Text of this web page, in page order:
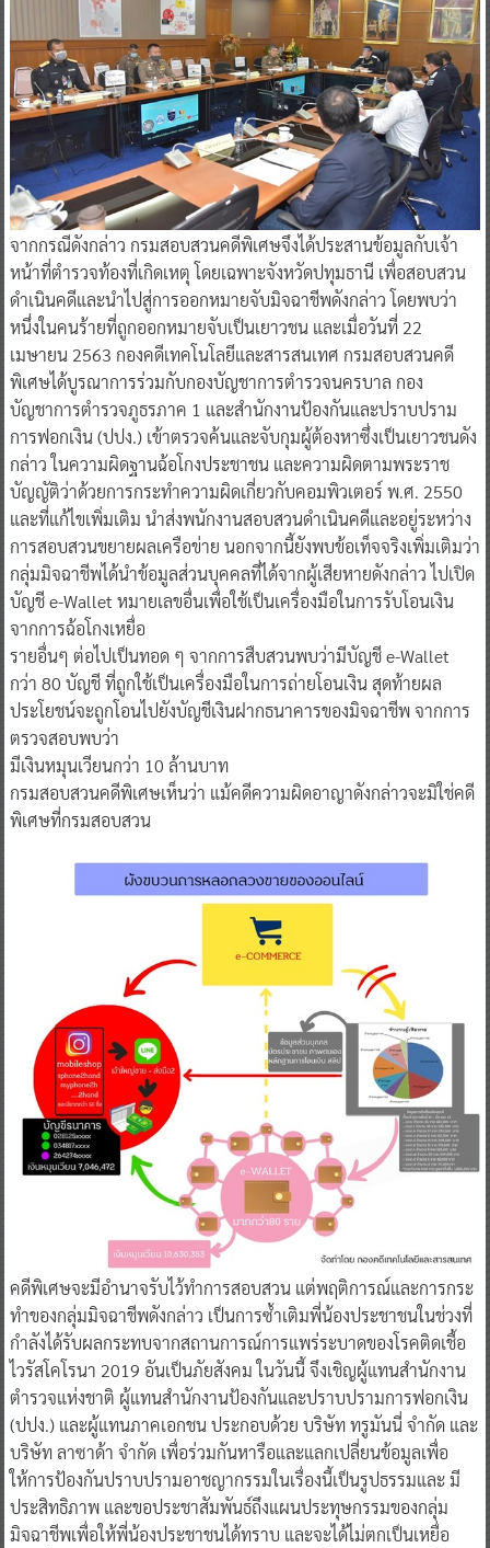
จากกรณีดังกล่าว กรมสอบสวนคดีพิเศษจึงได้ประสานข้อมูลกับเจ้า
หน้าที่ตำรวจท้องที่เกิดเหตุ โดยเฉพาะจังหวัดปทุมธานี เพื่อสอบสวน
ดำเนินคดีและนำไปสู่การออกหมายจับมิจฉาชีพดังกล่าว โดยพบว่า
หนึ่งในคนร้ายที่ถูกออกหมายจับเป็นเยาวชน และเมื่อวันที่ 22
เมษายน 2563 กองคดีเทคโนโลยีและสารสนเทศ กรมสอบสวนคดี
พิเศษได้บูรณาการร่วมกับกองบัญชาการตำรวจนครบาล กอง
บัญชาการตำรวจภูธรภาค 1 และสำนักงานป้องกันและปราบปราม
การฟอกเงิน (ปปง.) เข้าตรวจค้นและจับกุมผู้ต้องหาซึ่งเป็นเยาวชนดัง
กล่าว ในความผิดฐานฉ้อโกงประชาชน และความผิดตามพระราช
บัญญัติว่าด้วยการกระทำความผิดเกี่ยวกับคอมพิวเตอร์ พ.ศ. 2550
และที่แก้ไขเพิ่มเติม นำส่งพนักงานสอบสวนดำเนินคดีและอยู่ระหว่าง
การสอบสวนขยายผลเครือข่าย นอกจากนี้ยังพบข้อเท็จจริงเพิ่มเติมว่า
กลุ่มมิจฉาชีพได้นำข้อมูลส่วนบุคคลที่ได้จากผู้เสียหายดังกล่าว ไปเปิด
บัญชี e-Wallet หมายเลขอื่นเพื่อใช้เป็นเครื่องมือในการรับโอนเงิน
จากการฉ้อโกงเหยื่อ
รายอื่นๆ ต่อไปเป็นทอด ๆ จากการสืบสวนพบว่ามีบัญชี e-Wallet
กว่า 80 บัญชี ที่ถูกใช้เป็นเครื่องมือในการถ่ายโอนเงิน สุดท้ายผล
ประโยชน์จะถูกโอนไปยังบัญชีเงินฝากธนาคารของมิจฉาชีพ จากการ
ตรวจสอบพบว่า
มีเงินหมุนเวียนกว่า 10 ล้านบาท
กรมสอบสวนคดีพิเศษเห็นว่า แม้คดีความผิดอาญาดังกล่าวจะมิใช่คดี
พิเศษที่กรมสอบสวน
คดีพิเศษจะมีอำนาจรับไว้ทำการสอบสวน แต่พฤติการณ์และการกระ
ทำของกลุ่มมิจฉาชีพดังกล่าว เป็นการซ้ำเติมพี่น้องประชาชนในช่วงที่
กำลังได้รับผลกระทบจากสถานการณ์การแพร่ระบาดของโรคติดเชื้อ
ไวรัสโคโรนา 2019 อันเป็นภัยสังคม ในวันนี้ จึงเชิญผู้แทนสำนักงาน
ตำรวจแห่งชาติ ผู้แทนสำนักงานป้องกันและปราบปรามการฟอกเงิน
(ปปง.) และผู้แทนภาคเอกชน ประกอบด้วย บริษัท ทรูมันนี่ จำกัด และ
บริษัท ลาซาด้า จำกัด เพื่อร่วมกันหารือและแลกเปลี่ยนข้อมูลเพื่อ
ให้การป้องกันปราบปรามอาชญากรรมในเรื่องนี้เป็นรูปธรรมและ มี
ประสิทธิภาพ และขอประชาสัมพันธ์ถึงแผนประทุษกรรมของกลุ่ม
มิจฉาชีพเพื่อให้พี่น้องประชาชนได้ทราบ และจะได้ไม่ตกเป็นเหยื่อ